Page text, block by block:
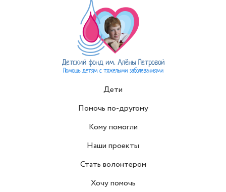
Дети
Помочь по-другому
Кому помогли
Наши проекты
Стать волонтером
Хочу помочь